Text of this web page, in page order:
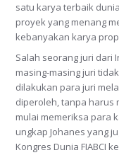
satu karya terbaik
proyek yang menang
kebanyakan karya
Salah seorang juri dari
masing-masing juri
dilakukan para juri
diperoleh, tanpa harus
mulai memeriksa para
ungkap Johanes yang
Kongres Dunia FIABCI